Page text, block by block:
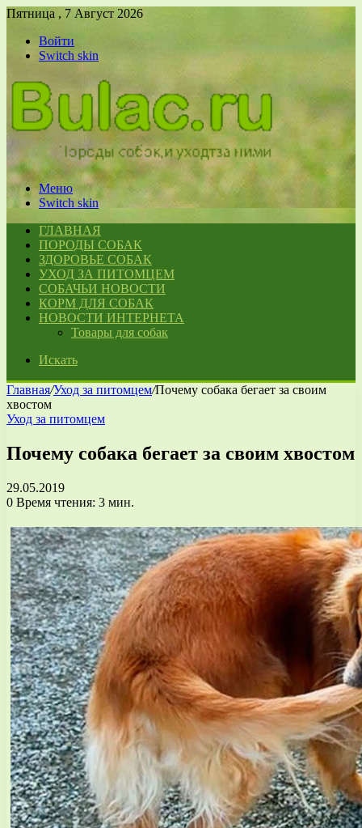
Пятница , 7 Август 2026
Войти
Switch skin
Меню
Switch skin
ГЛАВНАЯ
ПОРОДЫ СОБАК
ЗДОРОВЬЕ СОБАК
УХОД ЗА ПИТОМЦЕМ
СОБАЧЬИ НОВОСТИ
КОРМ ДЛЯ СОБАК
НОВОСТИ ИНТЕРНЕТА
Товары для собак
Искать
Главная/Уход за питомцем/Почему собака бегает за своим
хвостом
Уход за питомцем
Почему собака бегает за своим хвостом
29.05.2019
0 Время чтения: 3 мин.